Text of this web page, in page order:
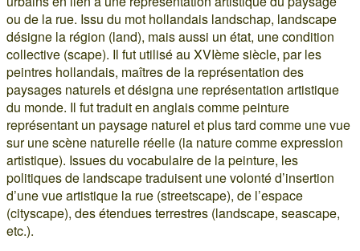
ou de la rue. Issu du mot hollandais landschap, landscape
désigne la région (land), mais aussi un état, une condition
collective (scape). Il fut utilisé au XVIème siècle, par les
peintres hollandais, maîtres de la représentation des
paysages naturels et désigna une représentation artistique
du monde. Il fut traduit en anglais comme peinture
représentant un paysage naturel et plus tard comme une vue
sur une scène naturelle réelle (la nature comme expression
artistique). Issues du vocabulaire de la peinture, les
politiques de landscape traduisent une volonté d’insertion
d’une vue artistique la rue (streetscape), de l’espace
(cityscape), des étendues terrestres (landscape, seascape,
etc.).